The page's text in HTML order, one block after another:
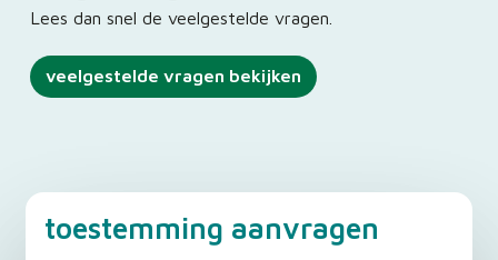
Lees dan snel de veelgestelde vragen.
veelgestelde vragen bekijken
toestemming aanvragen